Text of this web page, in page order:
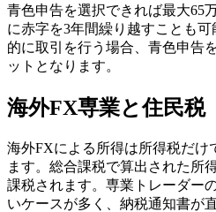
青色申告を選択できれば最大65
に赤字を3年間繰り越すことも
的に取引を行う場合、青色申告
ットとなります。
海外FX専業と住民税
海外FXによる所得は所得税だけ
ます。総合課税で算出された所
課税されます。専業トレーダー
いケースが多く、納税通知書が